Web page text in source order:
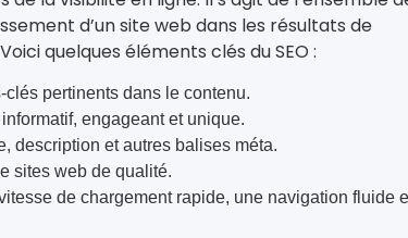
d’un site web dans les résultats de
quelques éléments clés du SEO :
pertinents dans le contenu.
engageant et unique.
description et autres balises méta.
sites web de qualité.
de chargement rapide, une navigation fluide